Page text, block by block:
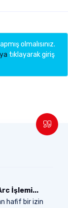
olmalısınız.
tıklayarak giriş
İşlemi...
hafif bir izin